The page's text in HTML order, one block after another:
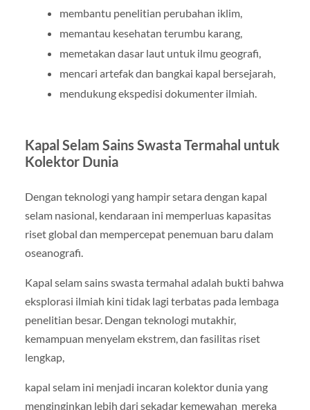
membantu penelitian perubahan iklim,
memantau kesehatan terumbu karang,
memetakan dasar laut untuk ilmu geografi,
mencari artefak dan bangkai kapal bersejarah,
mendukung ekspedisi dokumenter ilmiah.
Kapal Selam Sains Swasta Termahal untuk
Kolektor Dunia
Dengan teknologi yang hampir setara dengan kapal
selam nasional, kendaraan ini memperluas kapasitas
riset global dan mempercepat penemuan baru dalam
oseanografi.
Kapal selam sains swasta termahal adalah bukti bahwa
eksplorasi ilmiah kini tidak lagi terbatas pada lembaga
penelitian besar. Dengan teknologi mutakhir,
kemampuan menyelam ekstrem, dan fasilitas riset
lengkap,
kapal selam ini menjadi incaran kolektor dunia yang
menginginkan lebih dari sekadar kemewahan mereka